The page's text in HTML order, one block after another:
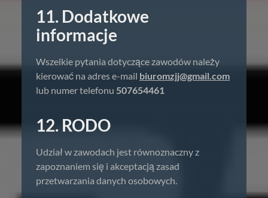
11. Dodatkowe
informacje
Wszelkie pytania dotyczące zawodów należy
kierować na adres e-mail biuromzjj@gmail.com
lub numer telefonu 507654461
12. RODO
Udział w zawodach jest równoznaczny z
zapoznaniem się i akceptacją zasad
przetwarzania danych osobowych.